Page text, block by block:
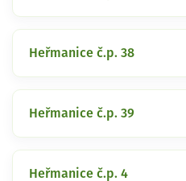
Heřmanice č.p. 38
Heřmanice č.p. 39
Heřmanice č.p. 4